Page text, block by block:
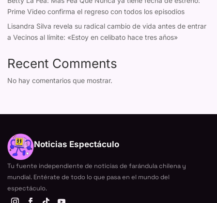
Prime Video confirma el regreso con todos los episodios
Lisandra Silva revela su radical cambio de vida antes de entrar
a Vecinos al límite: «Estoy en celibato hace tres años»
Recent Comments
No hay comentarios que mostrar.
Noticias Espectáculo
Tu fuente independiente de noticias de farándula chilena y
mundial. Entérate de todo lo que pasa en el mundo del
espectáculo.